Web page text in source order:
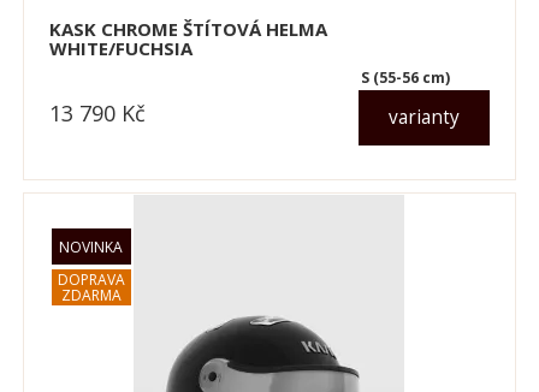
KASK CHROME ŠTÍTOVÁ HELMA
WHITE/FUCHSIA
varianty
S (55-56 cm)
13 790 Kč